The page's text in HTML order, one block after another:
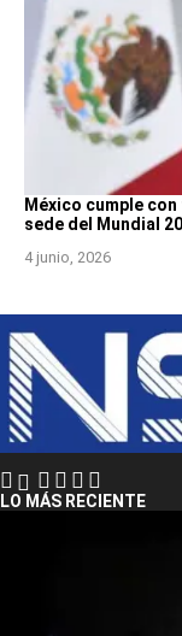
México cumple
sede del Mundial
4 junio, 2026
LO MÁS RECIENTE